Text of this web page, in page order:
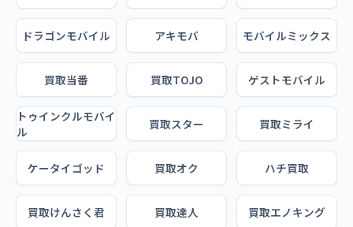
ドラゴンモバイル アキモバ モバイルミックス
買取当番 買取TOJO ゲストモバイル
トゥインクルモバイ
ル
買取スター 買取ミライ
ケータイゴッド 買取オク ハチ買取
買取けんさく君 買取達人 買取エノキング